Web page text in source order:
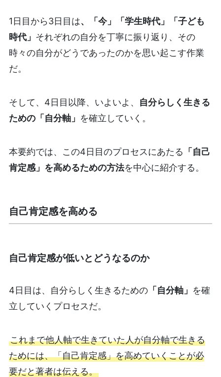
1日目から3日目は、「今」「学生時代」「子ども
時代」 それぞれの自分を丁寧に振り返り、その
時々の自分がどうであったのかを思い起こす作業
だ。
そして、4日目以降、いよいよ、 自分らしく生きる
ための「自分軸」 を確立していく。
本要約では、この4日目のプロセスにあたる 「自己
肯定感」を高めるための方法を中心に紹介する。
自己肯定感を高める
自己肯定感が低いとどうなるのか
4日目は、自分らしく生きるための「自分軸」 を確
立していくプロセスだ。
これまで他人軸で生きていた人が自分軸で生きる
ためには、「自己肯定感」を高めていくことが必
要だと著者は伝える。